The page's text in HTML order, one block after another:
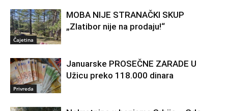
Čajetina
MOBA NIJE STRANAČKI SKUP
„Zlatibor nije na prodaju!“
Privreda
Januarske PROSEČNE ZARADE U
Užicu preko 118.000 dinara